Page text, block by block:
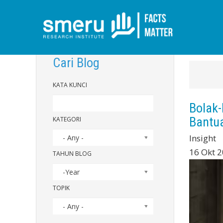
Cari Blog
KATA KUNCI
KATEGORI
- Any -
TAHUN BLOG
-Year
YEAR
TAHUN
TOPIK
- Any -
Insight
16 Okt